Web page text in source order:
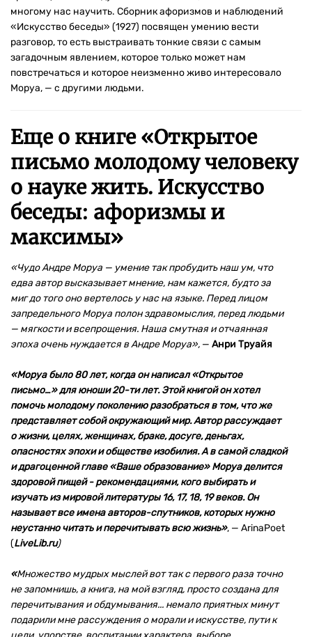
многому нас научить. Сборник афоризмов и наблюдений
«Искусство беседы» (1927) посвящен умению вести
разговор, то есть выстраивать тонкие связи с самым
загадочным явлением, которое только может нам
повстречаться и которое неизменно живо интересовало
Моруа, — с другими людьми.
Еще о книге «Открытое
письмо молодому человеку
о науке жить. Искусство
беседы: афоризмы и
максимы»
«Чудо Андре Моруа — умение так пробудить наш ум, что
едва автор высказывает мнение, нам кажется, будто за
миг до того оно вертелось у нас на языке. Перед лицом
запредельного Моруа полон здравомыслия, перед людьми
— мягкости и всепрощения. Наша смутная и отчаянная
эпоха очень нуждается в Андре Моруа», — Анри Труайя
«Моруа было 80 лет, когда он написал «Открытое
письмо…» для юноши 20-ти лет. Этой книгой он хотел
помочь молодому поколению разобраться в том, что же
представляет собой окружающий мир. Автор рассуждает
о жизни, целях, женщинах, браке, досуге, деньгах,
опасностях эпохи и обществе изобилия. А в самой сладкой
и драгоценной главе «Ваше образование» Моруа делится
здоровой пищей - рекомендациями, кого выбирать и
изучать из мировой литературы 16, 17, 18, 19 веков. Он
называет все имена авторов-спутников, которых нужно
неустанно читать и перечитывать всю жизнь», — ArinaPoet
(LiveLib.ru)
«Множество мудрых мыслей вот так с первого раза точно
не запомнишь, а книга, на мой взгляд, просто создана для
перечитывания и обдумывания... немало приятных минут
подарили мне рассуждения о морали и искусстве, пути к